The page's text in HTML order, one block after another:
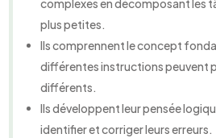
complexes en décomposant les
plus petites.
Ils comprennent le concept
différentes instructions peuvent
différents.
Ils développent leur pensée
identifier et corriger leurs erreurs.